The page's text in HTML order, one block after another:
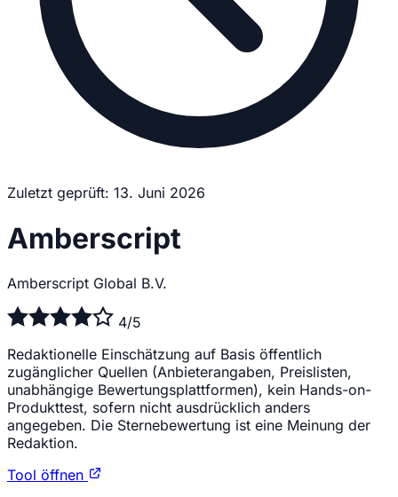
Zuletzt geprüft: 13. Juni 2026
Amberscript
Amberscript Global B.V.
4/5
Redaktionelle Einschätzung auf Basis öffentlich
zugänglicher Quellen (Anbieterangaben, Preislisten,
unabhängige Bewertungsplattformen), kein Hands-on-
Produkttest, sofern nicht ausdrücklich anders
angegeben. Die Sternebewertung ist eine Meinung der
Redaktion.
Tool öffnen